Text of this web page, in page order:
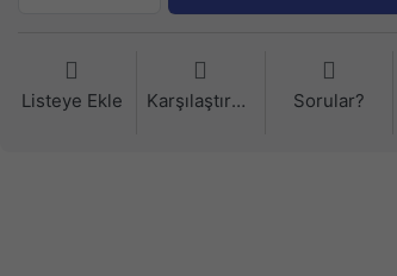
Listeye Ekle Karşılaştırma Sorular?